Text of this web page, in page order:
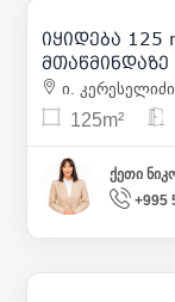
16
იყიდება
მთაწმინდაზე
ი.
125m²
ქეთი
+995